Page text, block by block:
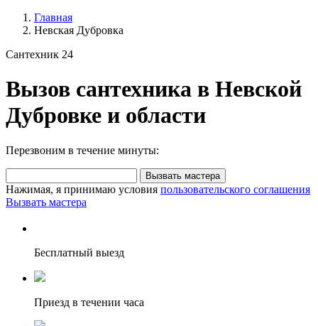
Главная
Невская Дубровка
Сантехник 24
Вызов сантехника в Невской
Дубровке и области
Перезвоним в течение минуты:
Вызвать мастера
Нажимая, я принимаю условия пользовательского соглашения
Вызвать мастера
Бесплатный выезд
Приезд в течении часа